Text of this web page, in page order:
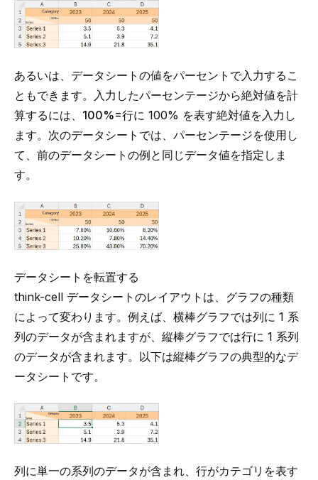
あるいは、データシートの値をパーセントで入力するこ
ともできます。入力したパーセンテージから絶対値を計
算するには、 100%=行に 100% を表す絶対値を入力し
ます。次のデータシートでは、パーセンテージを使用し
て、前のデータシートの例と同じデータ値を指定しま
す。
データシートを転置する
think-cell データシートのレイアウトは、グラフの種類
によって変わります。例えば、横棒グラフでは列に 1 系
列のデータが含まれますが、縦棒グラフでは行に 1 系列
のデータが含まれます。以下は縦棒グラフの典型的なデ
ータシートです。
列に単一の系列のデータが含まれ、行がカテゴリを表す